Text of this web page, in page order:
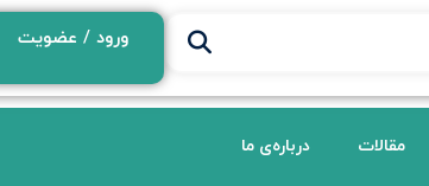
ورود / عضویت
مقالات درباره‌ی ما